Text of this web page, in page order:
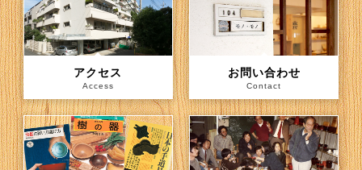
アクセス
Access
お問い合わせ
Contact